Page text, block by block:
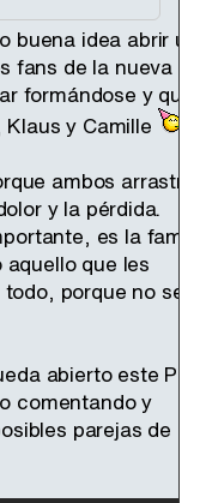
idea abrir un
fans de la nueva
formándose y que
y Camille
ambos arrastran
y la pérdida.
es la
que les
porque no será
abierto este
comentando y
parejas de